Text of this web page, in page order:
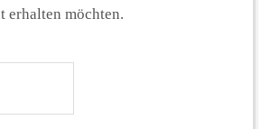
erhalten möchten.